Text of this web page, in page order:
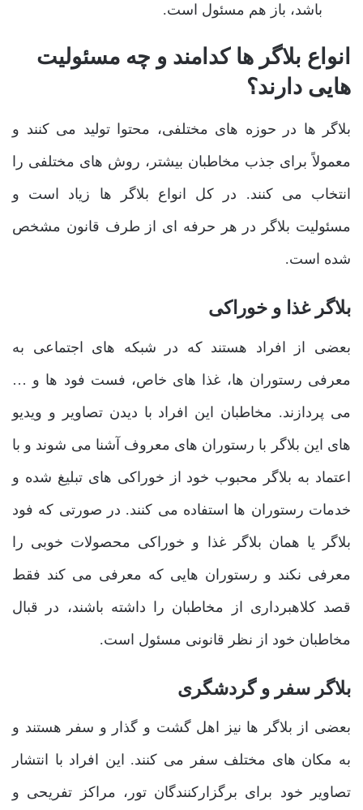
باشد، باز هم مسئول است.
انواع بلاگر ها کدامند و چه مسئولیت
‌هایی دارند؟
بلاگر ها در حوزه‌ های مختلفی، محتوا تولید می ‌کنند و
معمولاً برای جذب مخاطبان بیشتر، روش ‌های مختلفی را
انتخاب می‌ کنند. در کل انواع بلاگر ها زیاد است و
مسئولیت بلاگر در هر حرفه ‌ای از طرف قانون مشخص
شده است.
بلاگر غذا و خوراکی
بعضی از افراد هستند که در شبکه‌ های اجتماعی به
معرفی رستوران ‌ها، غذا های خاص، فست فود ها و …
می ‌پردازند. مخاطبان این افراد با دیدن تصاویر و ویدیو
های این بلاگر با رستوران‌ های معروف آشنا می‌ شوند و با
اعتماد به بلاگر محبوب خود از خوراکی‌ های تبلیغ شده و
خدمات رستوران‌ ها استفاده می ‌کنند. در صورتی که فود
بلاگر یا همان بلاگر غذا و خوراکی محصولات خوبی را
معرفی نکند و رستوران ‌هایی که معرفی می‌ کند فقط
قصد کلاهبرداری از مخاطبان را داشته باشند، در قبال
مخاطبان خود از نظر قانونی مسئول است.
بلاگر سفر و گردشگری
بعضی از بلاگر ها نیز اهل گشت و گذار و سفر هستند و
به مکان‌ های مختلف سفر می ‌کنند. این افراد با انتشار
تصاویر خود برای برگزارکنندگان تور، مراکز تفریحی و